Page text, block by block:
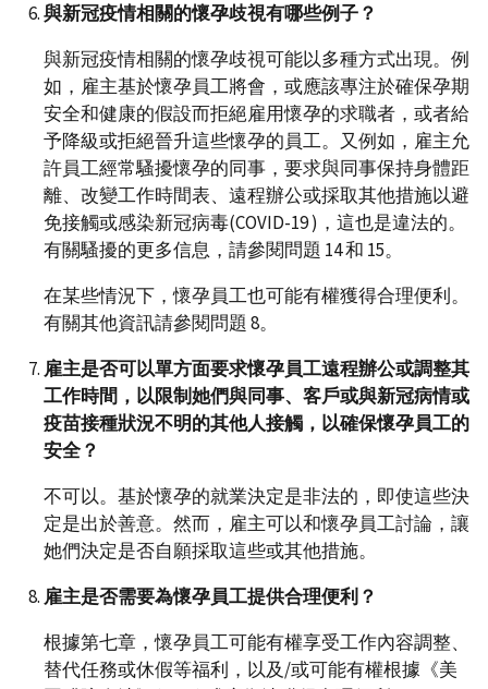
與新冠疫情相關的懷孕歧視有哪些例子？
與新冠疫情相關的懷孕歧視可能以多種方式出現。例
如，雇主基於懷孕員工將會，或應該專注於確保孕期
安全和健康的假設而拒絕雇用懷孕的求職者，或者給
予降級或拒絕晉升這些懷孕的員工。又例如，雇主允
許員工經常騷擾懷孕的同事，要求與同事保持身體距
離、改變工作時間表、遠程辦公或採取其他措施以避
免接觸或感染新冠病毒(COVID-19 )，這也是違法的。
有關騷擾的更多信息，請參閱問題 14 和 15。
在某些情況下，懷孕員工也可能有權獲得合理便利。
有關其他資訊請參閱問題 8。
雇主是否可以單方面要求懷孕員工遠程辦公或調整其
工作時間，以限制她們與同事、客戶或與新冠病情或
疫苗接種狀況不明的其他人接觸，以確保懷孕員工的
安全？
不可以。基於懷孕的就業決定是非法的，即使這些決
定是出於善意。然而，雇主可以和懷孕員工討論，讓
她們決定是否自願採取這些或其他措施。
雇主是否需要為懷孕員工提供合理便利？
根據第七章，懷孕員工可能有權享受工作內容調整、
替代任務或休假等福利，以及/或可能有權根據《美